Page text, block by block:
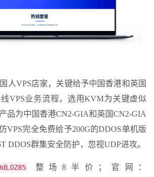
人VPS店家，关键给予中国香港和英国
VPS业务流程，选用KVM为关键虚似
品为中国香港CN2-GIA和英国CN2-GIA
VPS完全免费给予200G的DDOS单机版
DDOS群集安全防护，忽视UDP进攻。
整场8半价；官网：